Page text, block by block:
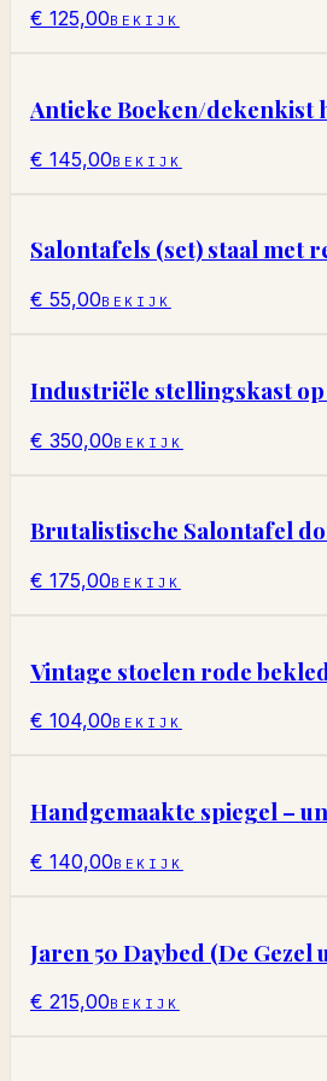
€ 125,00BEKIJK
Antieke Boeken/dekenkist
€ 145,00BEKIJK
Salontafels (set) staal met
€ 55,00BEKIJK
Industriële stellingskast op
€ 350,00BEKIJK
Brutalistische Salontafel
€ 175,00BEKIJK
Vintage stoelen rode
€ 104,00BEKIJK
Handgemaakte spiegel –
€ 140,00BEKIJK
Jaren 50 Daybed (De Gezel
€ 215,00BEKIJK